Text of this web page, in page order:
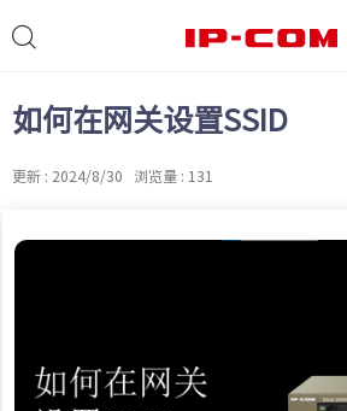
如何在网关设置SSID
更新 : 2024/8/30 浏览量 : 131